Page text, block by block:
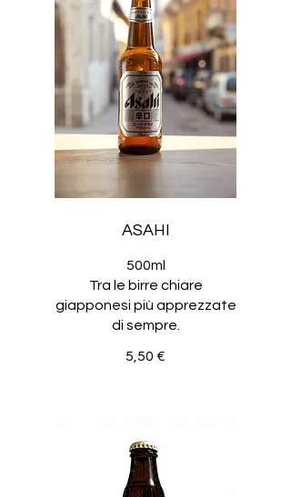
ASAHI
500ml
Tra le birre chiare
giapponesi più apprezzate
di sempre.
5,50 €